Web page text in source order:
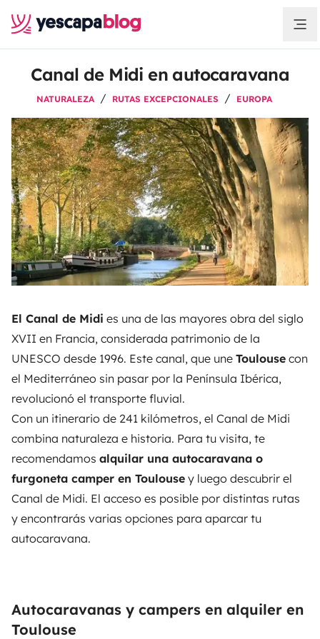
Canal de Midi en autocaravana
NATURALEZA RUTAS EXCEPCIONALES EUROPA
El Canal de Midi es una de las mayores obra del siglo
XVII en Francia, considerada patrimonio de la
UNESCO desde 1996. Este canal, que une Toulouse con
el Mediterráneo sin pasar por la Península Ibérica,
revolucionó el transporte fluvial.
Con un itinerario de 241 kilómetros, el Canal de Midi
combina naturaleza e historia. Para tu visita, te
recomendamos alquilar una autocaravana o
furgoneta camper en Toulouse y luego descubrir el
Canal de Midi. El acceso es posible por distintas rutas
y encontrarás varias opciones para aparcar tu
autocaravana.
Autocaravanas y campers en alquiler en
Toulouse